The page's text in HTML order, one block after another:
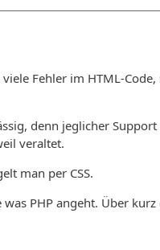
Fehler im HTML-
denn jeglicher
veraltet.
man per CSS.
PHP angeht. Über